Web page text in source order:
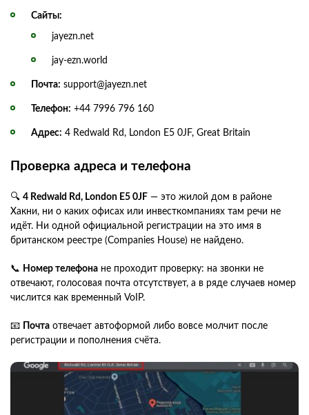
Сайты:
jayezn.net
jay-ezn.world
Почта: support@jayezn.net
Телефон: +44 7996 796 160
Адрес: 4 Redwald Rd, London E5 0JF, Great Britain
Проверка адреса и телефона
🔍 4 Redwald Rd, London E5 0JF — это жилой дом в районе
Хакни, ни о каких офисах или инвесткомпаниях там речи не
идёт. Ни одной официальной регистрации на это имя в
британском реестре (Companies House) не найдено.
📞 Номер телефона не проходит проверку: на звонки не
отвечают, голосовая почта отсутствует, а в ряде случаев номер
числится как временный VoIP.
📧 Почта отвечает автоформой либо вовсе молчит после
регистрации и пополнения счёта.